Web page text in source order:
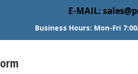
E-MAIL:
Business Hours: Mon-Fri